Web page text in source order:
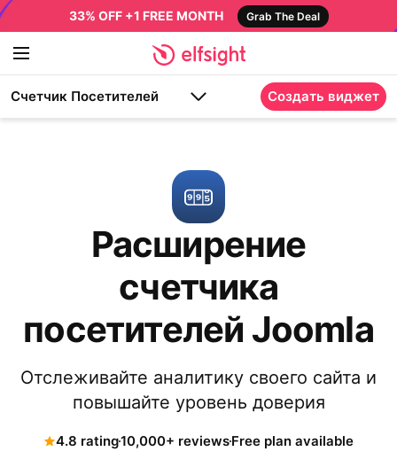
33% OFF +1 FREE MONTH Grab The Deal
Счетчик Посетителей Создать виджет
Расширение
счетчика
посетителей Joomla
Отслеживайте аналитику своего сайта и
повышайте уровень доверия
4.8 rating10,000+ reviewsFree plan available